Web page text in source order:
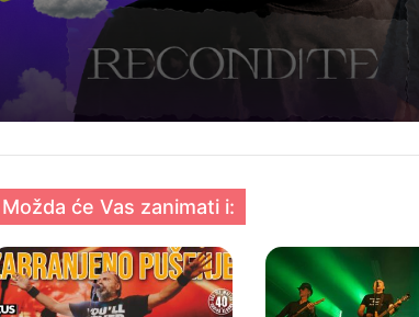
zaokružili izvođački
na Kastelu
Možda će Vas zanimati i: